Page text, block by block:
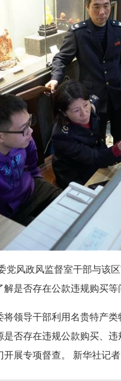
党风政风监督室干部与该
是否存在公款违规购买等
导干部利用名贵特产类
否存在违规公款购买、
展专项督查。 新华社记